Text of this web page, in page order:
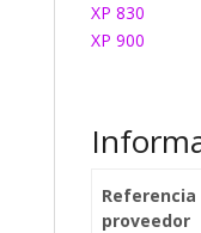
XP 830
XP 900
Referencia
proveedor